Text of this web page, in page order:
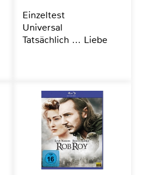
Einzeltest
Universal
Tatsächlich ... Liebe